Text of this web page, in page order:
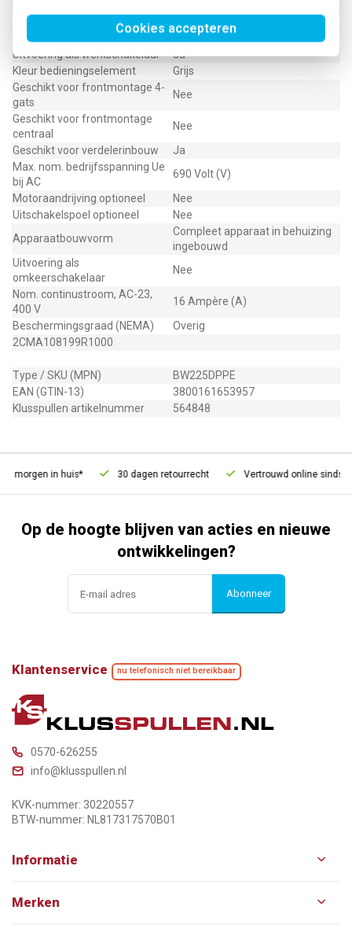
Cookies accepteren
Uitvoering als
veiligheidsschakelaar
Nee
Uitvoering als werkschakelaar
Ja
Kleur bedieningselement
Grijs
Geschikt voor frontmontage 4-
gats
Nee
Geschikt voor frontmontage
centraal
Nee
Geschikt voor verdelerinbouw
Ja
Max. nom. bedrijfsspanning Ue
bij AC
690 Volt (V)
Motoraandrijving optioneel
Nee
Uitschakelspoel optioneel
Nee
Apparaatbouwvorm
Compleet apparaat in behuizing
ingebouwd
Uitvoering als
omkeerschakelaar
Nee
Nom. continustroom, AC-23,
400 V
16 Ampère (A)
Beschermingsgraad (NEMA)
Overig
2CMA108199R1000
Type / SKU (MPN)
BW225DPPE
EAN (GTIN-13)
3800161653957
Klusspullen artikelnummer
564848
morgen in huis* 30 dagen retourrecht Vertrouwd online sinds
Op de hoogte blijven van acties en nieuwe
ontwikkelingen?
Abonneer
Klantenservice nu telefonisch niet bereikbaar
0570-626255
info@klusspullen.nl
KVK-nummer: 30220557
BTW-nummer: NL817317570B01
Informatie
Merken